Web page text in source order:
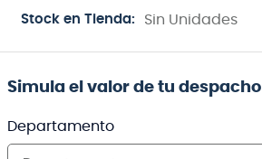
Stock en Tienda: Sin Unidades
Simula el valor de tu despacho
Departamento